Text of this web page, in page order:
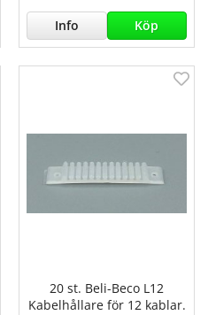
Info Köp
20 st. Beli-Beco L12
Kabelhållare för 12 kablar.